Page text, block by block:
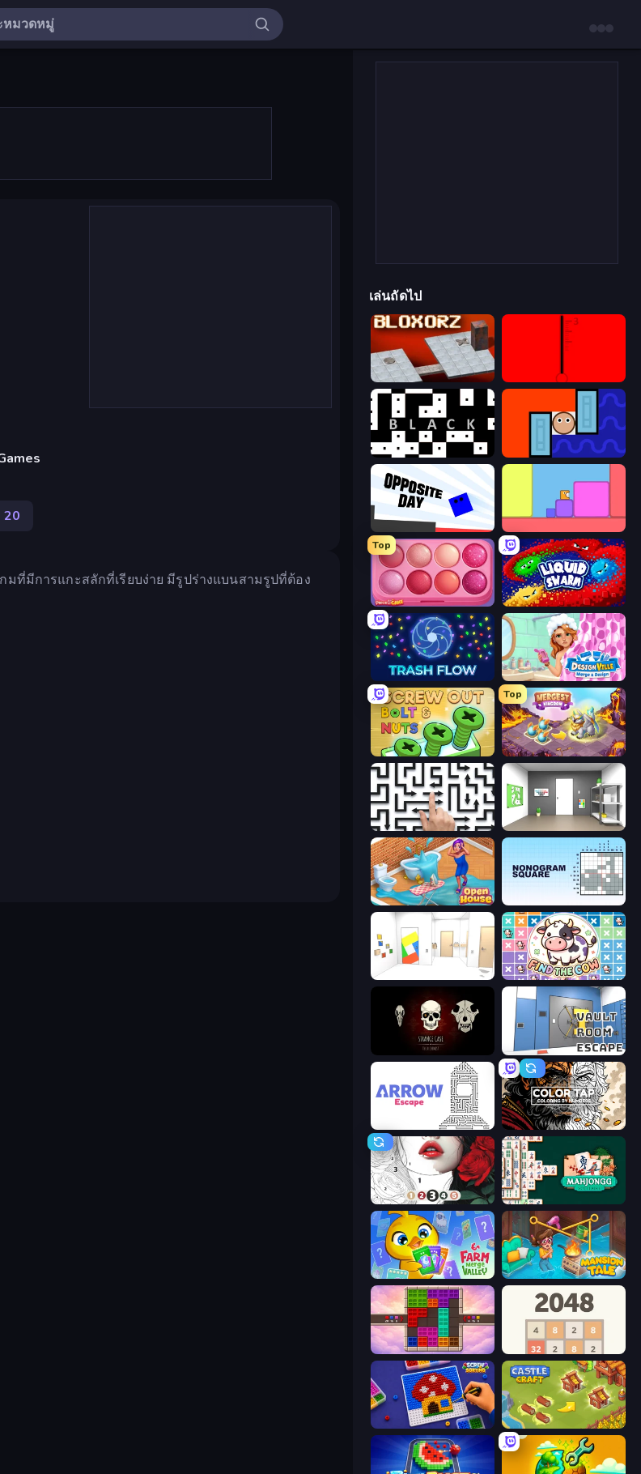
20
มที่มีการแกะสลักที่เรียบง่าย มีรูปร่างแบนสามรูปที่ต้อง
เล่นถัดไป
Bloxorz
black Lava and Aqua
Opposite Day
Top
Piece of Cake: Merge and Bake Liquid Swarm
Trash Flow Designville: Merge & Design
Screw Out: Bolts and Nuts
Top
Mergest Kingdom
Arrow Escape: Puzzle Paint Room Escape
Open House
Mirror Room Escape Find The Cow
Vault Room Escape
Arrow Escape Color Tap: Coloring by Numbers
Numicolor Mahjongg Solitaire
Farm Merge Valley Mansion Tale: Merge Secrets
Color Cube Puzzle 2048
Screw Sorting Castle Craft